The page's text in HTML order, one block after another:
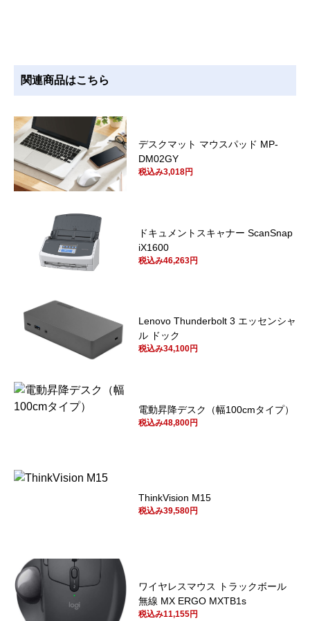
関連商品はこちら
デスクマット マウスパッド MP-
DM02GY
税込み3,018円
ドキュメントスキャナー ScanSnap
iX1600
税込み46,263円
Lenovo Thunderbolt 3 エッセンシャ
ル ドック
税込み34,100円
電動昇降デスク（幅100cmタイプ）
税込み48,800円
ThinkVision M15
税込み39,580円
ワイヤレスマウス トラックボール
無線 MX ERGO MXTB1s
税込み11,155円